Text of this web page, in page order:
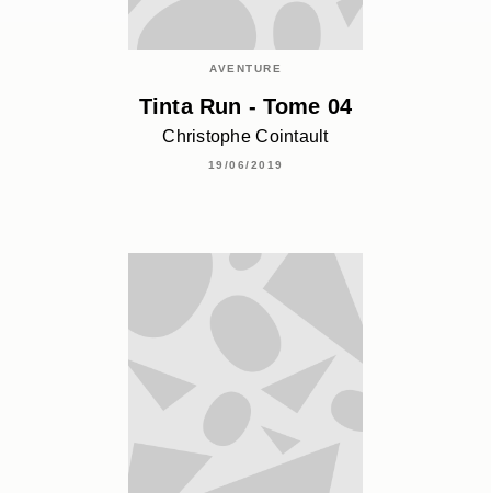
AVENTURE
Tinta Run - Tome 04
Christophe Cointault
19/06/2019